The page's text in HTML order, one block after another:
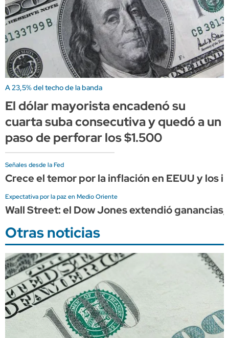
A 23,5% del techo de la banda
El dólar mayorista encadenó su
cuarta suba consecutiva y quedó a un
paso de perforar los $1.500
Señales desde la Fed
Crece el temor por la inflación en EEUU y los
Expectativa por la paz en Medio Oriente
Wall Street: el Dow Jones extendió
Otras noticias